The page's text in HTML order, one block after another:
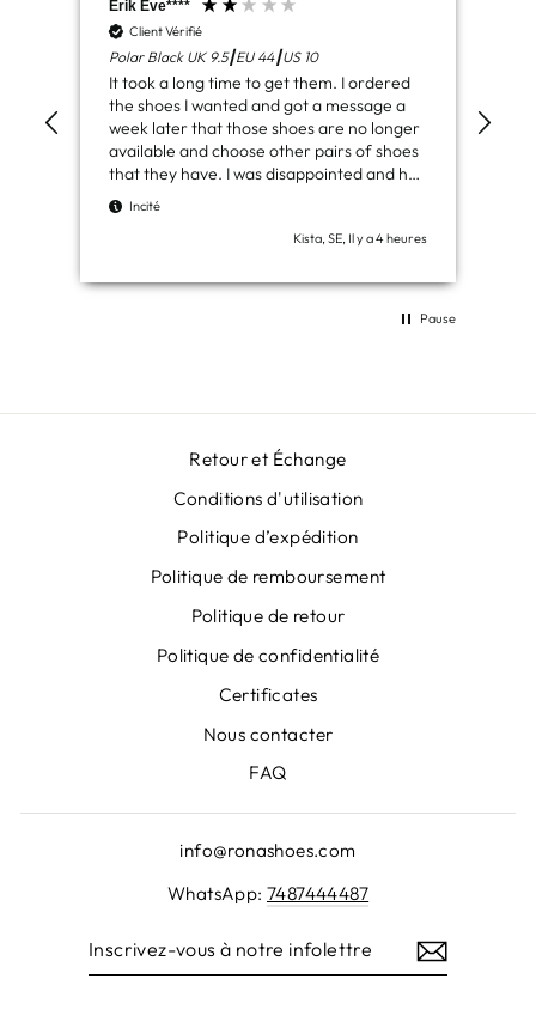
Erik Eve****
Client Vérifié
Polar Black UK 9.5┃EU 44┃US 10
It took a long time to get them. I ordered
the shoes I wanted and got a message a
week later that those shoes are no longer
available and choose other pairs of shoes
that they have. I was disappointed and had
to wait even longer. If you had the
opportunity to get some money back for
the misconception, I would have had a
am not satisfied with the purchase. I didn't
get what I wanted or an opportunity to get
Incité
Kista, SE, Il y a 4 heures
Pause
Retour et Échange
Conditions d'utilisation
Politique d’expédition
Politique de remboursement
Politique de retour
Politique de confidentialité
Certificates
Nous contacter
FAQ
info@ronashoes.com
WhatsApp: 7487444487